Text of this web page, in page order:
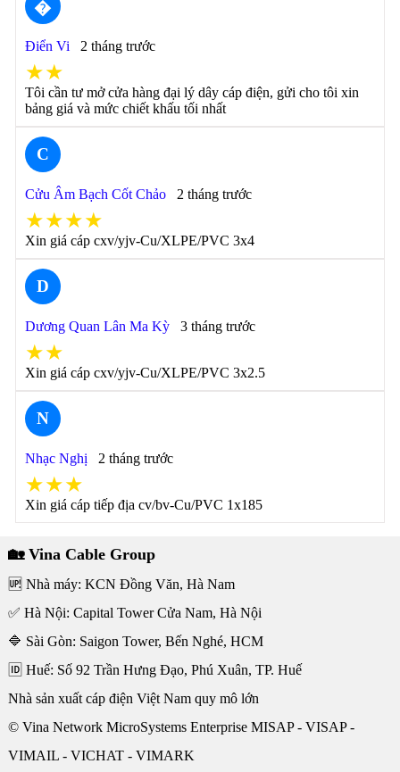
�
Điển Vi 2 tháng trước
★★
Tôi cần tư mở cửa hàng đại lý dây cáp điện, gửi cho tôi xin
bảng giá và mức chiết khấu tối nhất
C
Cửu Âm Bạch Cốt Chảo 2 tháng trước
★★★★
Xin giá cáp cxv/yjv-Cu/XLPE/PVC 3x4
D
Dương Quan Lân Ma Kỳ 3 tháng trước
★★
Xin giá cáp cxv/yjv-Cu/XLPE/PVC 3x2.5
N
Nhạc Nghị 2 tháng trước
★★★
Xin giá cáp tiếp địa cv/bv-Cu/PVC 1x185
🏡 Vina Cable Group
🆙 Nhà máy: KCN Đồng Văn, Hà Nam
✅ Hà Nội: Capital Tower Cửa Nam, Hà Nội
🔷 Sài Gòn: Saigon Tower, Bến Nghé, HCM
🆔 Huế: Số 92 Trần Hưng Đạo, Phú Xuân, TP. Huế
Nhà sản xuất cáp điện Việt Nam quy mô lớn
© Vina Network MicroSystems Enterprise MISAP - VISAP -
VIMAIL - VICHAT - VIMARK